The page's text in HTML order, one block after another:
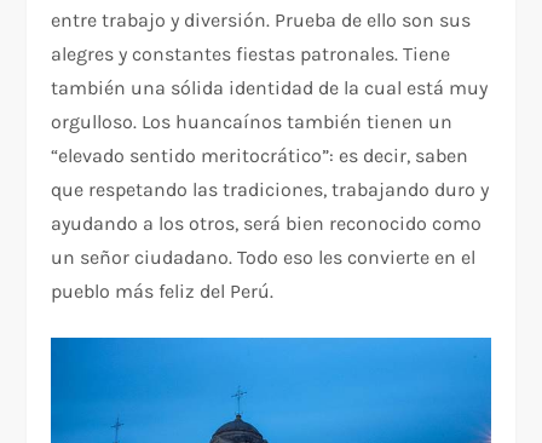
entre trabajo y diversión. Prueba de ello son sus
alegres y constantes fiestas patronales. Tiene
también una sólida identidad de la cual está muy
orgulloso. Los huancaínos también tienen un
“elevado sentido meritocrático”: es decir, saben
que respetando las tradiciones, trabajando duro y
ayudando a los otros, será bien reconocido como
un señor ciudadano. Todo eso les convierte en el
pueblo más feliz del Perú.